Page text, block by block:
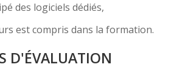
des logiciels dédiés,
est compris dans la formation.
D'ÉVALUATION